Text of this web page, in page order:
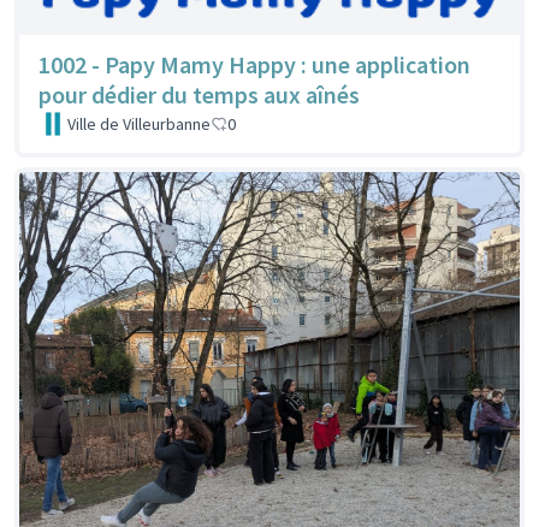
1002 - Papy Mamy Happy : une application
pour dédier du temps aux aînés
Ville de Villeurbanne 0